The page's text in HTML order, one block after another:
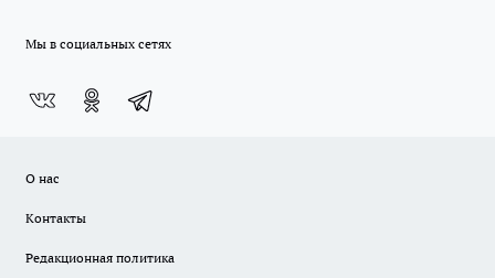
Мы в социальных сетях
О нас
Контакты
Редакционная политика